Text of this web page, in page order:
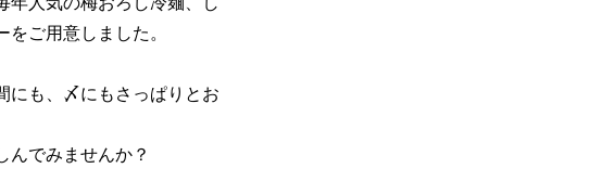
ご用意しました。
にも、〆にもさっぱりとお
んでみませんか？